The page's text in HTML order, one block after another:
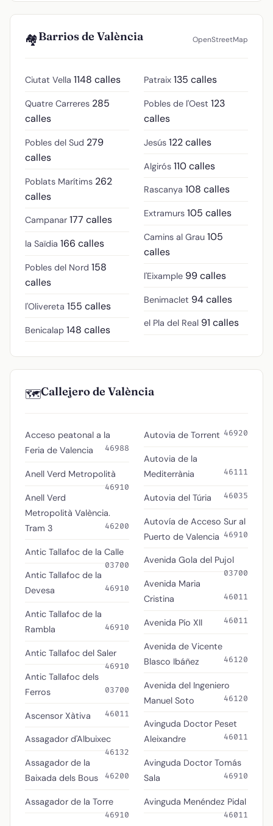
🏘️Barrios de València OpenStreetMap
Ciutat Vella 1148 calles
Quatre Carreres 285
calles
Pobles del Sud 279
calles
Poblats Marítims 262
calles
Campanar 177 calles
la Saïdia 166 calles
Pobles del Nord 158
calles
l'Olivereta 155 calles
Benicalap 148 calles
Patraix 135 calles
Pobles de l'Oest 123
calles
Jesús 122 calles
Algirós 110 calles
Rascanya 108 calles
Extramurs 105 calles
Camins al Grau 105
calles
l'Eixample 99 calles
Benimaclet 94 calles
el Pla del Real 91 calles
🗺️Callejero de València
Acceso peatonal a la
Feria de Valencia
46988
Anell Verd Metropolità
46910
Anell Verd
Metropolità València.
Tram 3
46200
Antic Tallafoc de la Calle
03700
Antic Tallafoc de la
Devesa
46910
Antic Tallafoc de la
Rambla
46910
Antic Tallafoc del Saler
46910
Antic Tallafoc dels
Ferros
03700
Ascensor Xàtiva 46011
Assagador d'Albuixec
46132
Assagador de la
Baixada dels Bous
46200
Assagador de la Torre
46910
Autovia de Torrent 46920
Autovia de la
Mediterrània
46111
Autovia del Túria 46035
Autovía de Acceso Sur al
Puerto de Valencia 46910
Avenida Gola del Pujol
03700
Avenida Maria
Cristina
46011
Avenida Pío XII 46011
Avenida de Vicente
Blasco Ibáñez
46120
Avenida del Ingeniero
Manuel Soto
46120
Avinguda Doctor Peset
Aleixandre
46011
Avinguda Doctor Tomás
Sala
46910
Avinguda Menéndez Pidal
46011